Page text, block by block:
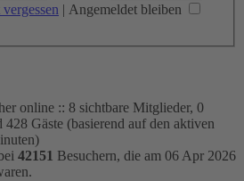
| Angemeldet bleiben
online :: 8 sichtbare Mitglieder, 0
Gäste (basierend auf den aktiven
42151 Besuchern, die am 06 Apr 2026